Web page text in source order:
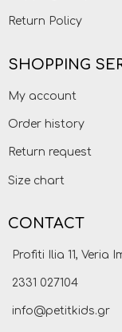
Return Policy
SHOPPING
My account
Order history
Return request
Size chart
CONTACT
Profiti Ilia 11, Veria
2331 027104
info@petitkids.gr